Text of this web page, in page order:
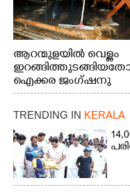
ആറന്മുളയിൽ വെള്ളം
ഐക്കര ജംഗ്ഷനു
സമീപം ആറന്മുള
കിടങ്ങന്നൂർ റോഡിന്
സമീപം പ്രവർത്തിക്കു
ആറന്മുള തട്ടുകട
വൃത്തിയാക്കുന്നു.
TRENDING IN KERALA